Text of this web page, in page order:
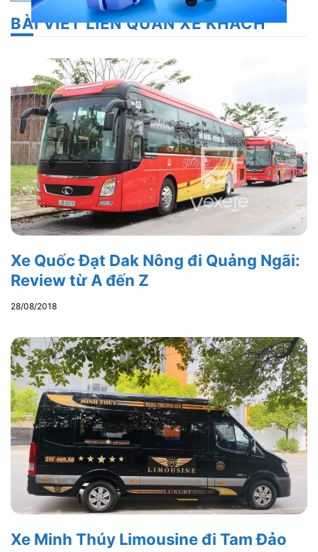
BÀI VIẾT LIÊN QUAN XE KHÁCH
Xe Quốc Đạt Dak Nông đi Quảng Ngãi:
Review từ A đến Z
28/08/2018
Xe Minh Thúy Limousine đi Tam Đảo